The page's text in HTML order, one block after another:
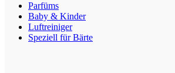
Parfüms
Baby & Kinder
Luftreiniger
Speziell für Bärte